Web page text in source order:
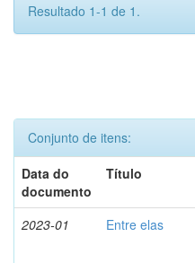
Resultado 1-1 de 1.
Conjunto de itens:
Data do
documento
Título
2023-01 Entre elas